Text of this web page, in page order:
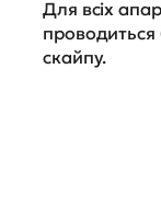
Для всіх
скайпу.